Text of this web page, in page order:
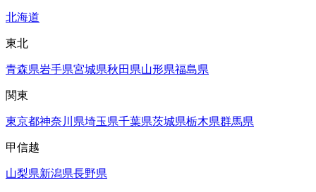
北海道
東北
青森県岩手県宮城県秋田県山形県福島県
関東
東京都神奈川県埼玉県千葉県茨城県栃木県群馬県
甲信越
山梨県新潟県長野県